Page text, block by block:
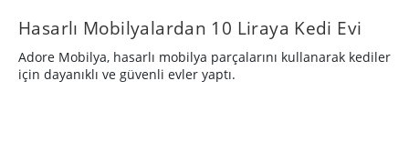
Hasarlı Mobilyalardan 10 Liraya Kedi Evi
Adore Mobilya, hasarlı mobilya parçalarını kullanarak kediler
için dayanıklı ve güvenli evler yaptı.